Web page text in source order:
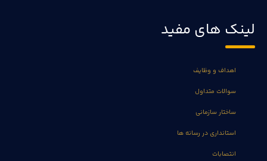
لینک های مفید
اهداف و وظایف
سوالات متداول
ساختار سازمانی
استانداری در رسانه ها
انتصابات